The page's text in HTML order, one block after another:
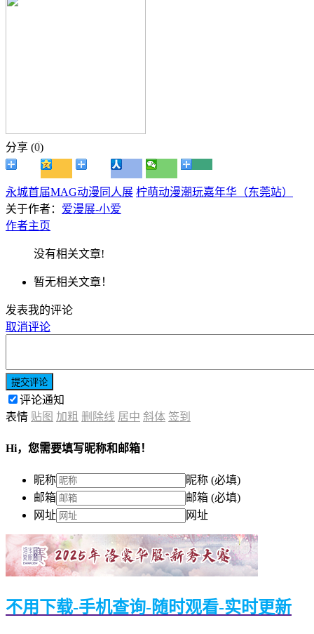
分享 (0)
永城首届MAG动漫同人展 柠萌动漫潮玩嘉年华（东莞站）
关于作者： 爱漫展-小爱
作者主页
没有相关文章!
暂无相关文章！
发表我的评论
取消评论
提交评论
评论通知
表情 贴图 加粗 删除线 居中 斜体 签到
Hi，您需要填写昵称和邮箱！
昵称
昵称 (必填)
邮箱
邮箱 (必填)
网址
网址
不用下载-手机查询-随时观看-实时更新